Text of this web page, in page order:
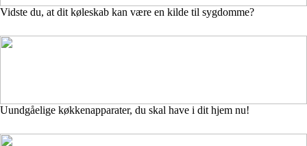
Vidste du, at dit køleskab kan være en kilde til sygdomme?
Uundgåelige køkkenapparater, du skal have i dit hjem nu!